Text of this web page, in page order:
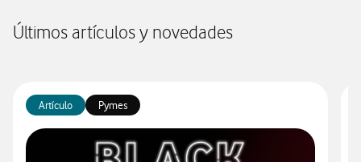
Últimos artículos y novedades
Artículo Pymes